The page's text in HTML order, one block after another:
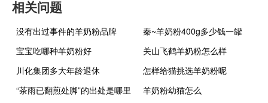
相关问题
没有出过事件的羊奶粉品牌
秦~羊奶粉400g多少钱一罐
宝宝吃哪种羊奶粉好
关山飞鹤羊奶粉怎么样
川化集团多大年龄退休
怎样给猫挑选羊奶粉呢
“茶雨已翻煎处脚”的出处是哪里
羊奶粉幼猫怎么